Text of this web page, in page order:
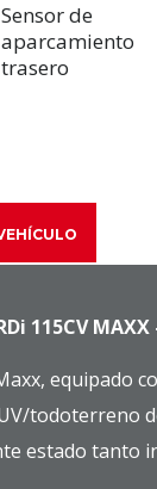
Sensor de
aparcamiento
trasero
115CV MAXX
equipado
todoterreno
estado tanto